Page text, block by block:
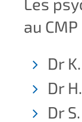
au CMP
Dr
Dr
Dr